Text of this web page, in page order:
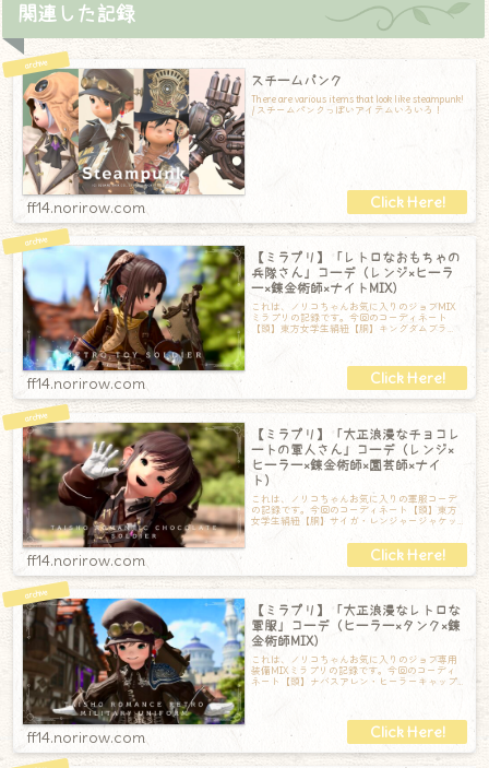
関連した記録
スチームパンク
There are various items that look like steampunk!
/ スチームパンクっぽいアイテムいろいろ！
ff14.norirow.com
【ミラプリ】「レトロなおもちゃの
兵隊さん」コーデ（レンジ×ヒーラ
ー×錬金術師×ナイトMIX）
これは、ノリコちゃんお気に入りのジョブMIX
ミラプリの記録です。今回のコーディネート
【頭】東方女学生絹紐【胴】キングダムブラ
ff14.norirow.com
【ミラプリ】「大正浪漫なチョコレ
ートの軍人さん」コーデ（レンジ×
ヒーラー×錬金術師×園芸師×ナイ
ト）
これは、ノリコちゃんお気に入りの軍服コーデ
の記録です。今回のコーディネート【頭】東方
女学生絹紐【胴】サイガ・レンジャージャケッ
ff14.norirow.com
【ミラプリ】「大正浪漫なレトロな
軍服」コーデ（ヒーラー×タンク×錬
金術師MIX）
これは、ノリコちゃんお気に入りのジョブ専用
装備MIXミラプリの記録です。今回のコーディ
ネート【頭】ナバスアレン・ヒーラーキャップ
ff14.norirow.com